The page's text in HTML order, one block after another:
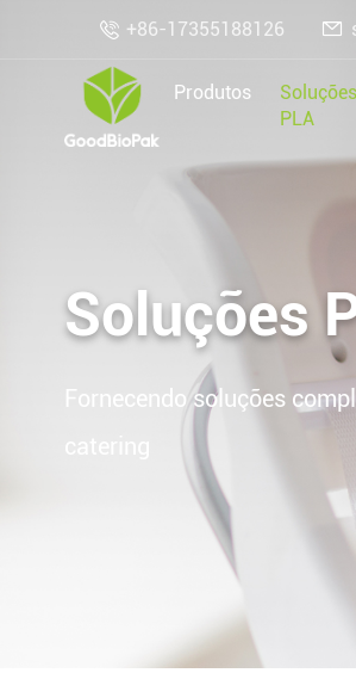
 +86-17355188126 
Produtos
Soluções
PLA
Soluções
Fornecendo soluções